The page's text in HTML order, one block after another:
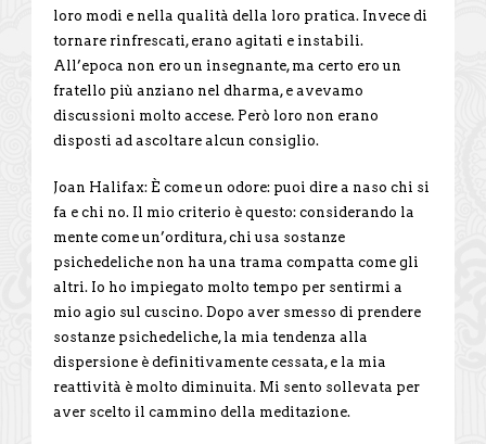
loro modi e nella qualità della loro pratica. Invece di
tornare rinfrescati, erano agitati e instabili.
All’epoca non ero un insegnante, ma certo ero un
fratello più anziano nel dharma, e avevamo
discussioni molto accese. Però loro non erano
disposti ad ascoltare alcun consiglio.
Joan Halifax: È come un odore: puoi dire a naso chi si
fa e chi no. Il mio criterio è questo: considerando la
mente come un’orditura, chi usa sostanze
psichedeliche non ha una trama compatta come gli
altri. Io ho impiegato molto tempo per sentirmi a
mio agio sul cuscino. Dopo aver smesso di prendere
sostanze psichedeliche, la mia tendenza alla
dispersione è definitivamente cessata, e la mia
reattività è molto diminuita. Mi sento sollevata per
aver scelto il cammino della meditazione.